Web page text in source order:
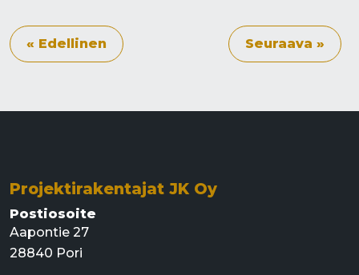
« Edellinen Seuraava »
Projektirakentajat JK Oy
Postiosoite
Aapontie 27
28840 Pori